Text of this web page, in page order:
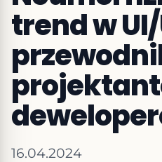
trend w
16.04.2024